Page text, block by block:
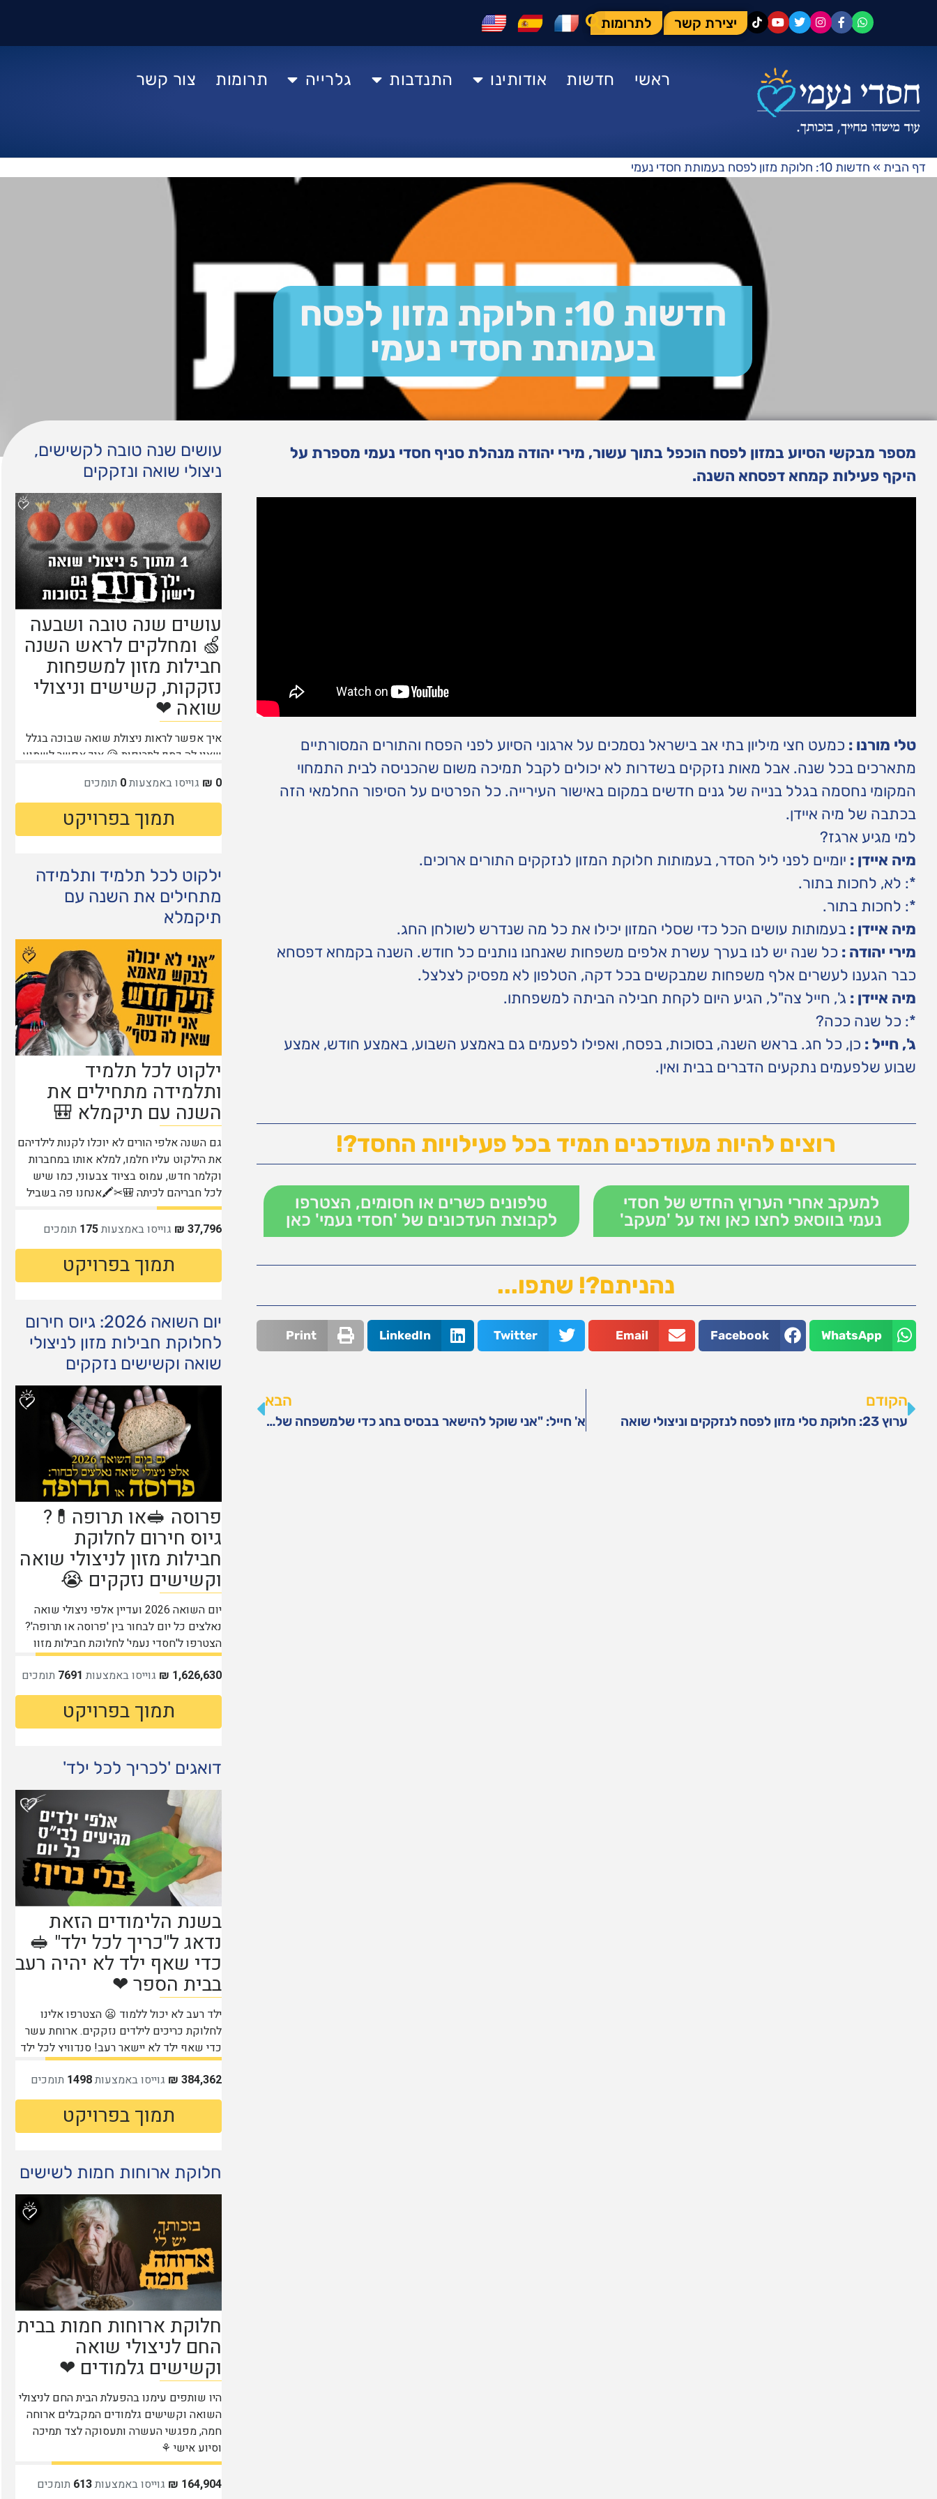
יצירת קשר לתרומות
ראשי חדשות אודותינו התנדבות גלרייה תרומות צור קשר
דף הבית » חדשות 10: חלוקת מזון לפסח בעמותת חסדי נעמי
חדשות 10: חלוקת מזון לפסח
בעמותת חסדי נעמי
מספר מבקשי הסיוע במזון לפסח הוכפל בתוך עשור, מירי יהודה מנהלת סניף חסדי נעמי מספרת על
היקף פעילות קמחא דפסחא השנה.
טלי מורנו : כמעט חצי מיליון בתי אב בישראל נסמכים על ארגוני הסיוע לפני הפסח והתורים המסורתיים
מתארכים בכל שנה. אבל מאות נזקקים בשדרות לא יכולים לקבל תמיכה משום שהכניסה לבית התמחוי
המקומי נחסמה בגלל בנייה של גנים חדשים במקום באישור העירייה. כל הפרטים על הסיפור החלמאי הזה
בכתבה של מיה איידן.
למי מגיע ארגז?
מיה איידן : יומיים לפני ליל הסדר, בעמותות חלוקת המזון לנזקקים התורים ארוכים.
*: לא, לחכות בתור.
*: לחכות בתור.
מיה איידן : בעמותות עושים הכל כדי שסלי המזון יכילו את כל מה שנדרש לשולחן החג.
מירי יהודה : כל שנה יש לנו בערך עשרת אלפים משפחות שאנחנו נותנים כל חודש. השנה בקמחא דפסחא
כבר הגענו לעשרים אלף משפחות שמבקשים בכל דקה, הטלפון לא מפסיק לצלצל.
מיה איידן : ג', חייל צה"ל, הגיע היום לקחת חבילה הביתה למשפחתו.
*: כל שנה ככה?
ג', חייל : כן, כל חג. בראש השנה, בסוכות, בפסח, ואפילו לפעמים גם באמצע השבוע, באמצע חודש, אמצע
שבוע שלפעמים נתקעים הדברים בבית ואין.
רוצים להיות מעודכנים תמיד בכל פעילויות החסד?!
למעקב אחרי הערוץ החדש של חסדי
נעמי בווסאפ לחצו כאן ואז על 'מעקב'
טלפונים כשרים או חסומים, הצטרפו
לקבוצת העדכונים של 'חסדי נעמי' כאן
נהניתם?! שתפו...
WhatsApp
Facebook
Email
Twitter
LinkedIn
Print
הקודם
ערוץ 23: חלוקת סלי מזון לפסח לנזקקים וניצולי שואה
הבא
א' חייל: "אני שוקל להישאר בבסיס בחג כדי שלמשפחה שלי יהיה יותר אוכל"
עושים שנה טובה לקשישים,
ניצולי שואה ונזקקים
ילקוט לכל תלמיד ותלמידה
מתחילים את השנה עם
תיקמלא
יום השואה 2026: גיוס חירום
לחלוקת חבילות מזון לניצולי
שואה וקשישים נזקקים
דואגים 'לכריך לכל ילד'
חלוקת ארוחות חמות לשישים